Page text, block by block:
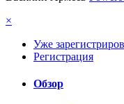
×
Уже
Регистрация
Обзор